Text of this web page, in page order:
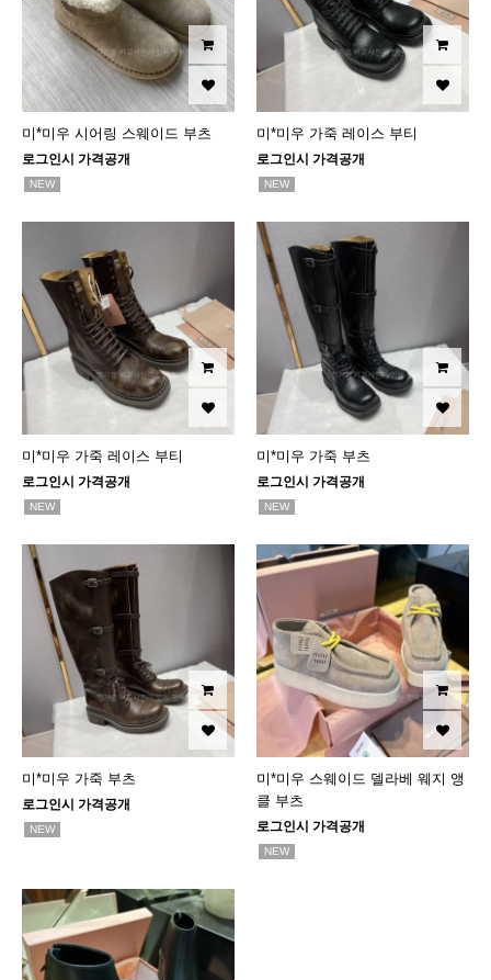
미*미우 시어링 스웨이드 부츠
로그인시 가격공개
NEW
미*미우 가죽 레이스 부티
로그인시 가격공개
NEW
미*미우 가죽 레이스 부티
로그인시 가격공개
NEW
미*미우 가죽 부츠
로그인시 가격공개
NEW
미*미우 가죽 부츠
로그인시 가격공개
NEW
미*미우 스웨이드 델라베 웨지 앵
클 부츠
로그인시 가격공개
NEW